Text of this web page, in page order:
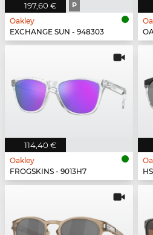
197,60 € P
Oakley
EXCHANGE SUN - 948303
114,40 €
Oakley
FROGSKINS - 9013H7